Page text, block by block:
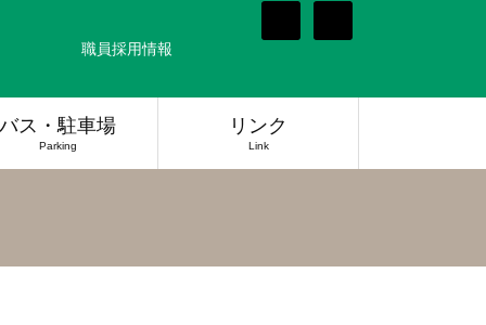
職員採用情報
バス・駐車場
Parking
リンク
Link